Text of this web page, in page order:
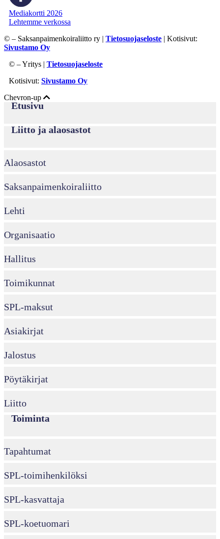
Mediakortti 2026
Lehtemme verkossa
© – Saksanpaimenkoiraliitto ry | Tietosuojaseloste | Kotisivut:
Sivustamo Oy
© – Yritys | Tietosuojaseloste
Kotisivut: Sivustamo Oy
Chevron-up
Etusivu
Liitto ja alaosastot
Alaosastot
Saksanpaimenkoira­liitto
Lehti
Organisaatio
Hallitus
Toimikunnat
SPL-maksut
Asiakirjat
Jalostus
Pöytäkirjat
Liitto
Toiminta
Tapahtumat
SPL-toimihenkilöksi
SPL-kasvattaja
SPL-koetuomari